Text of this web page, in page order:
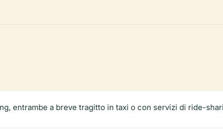
entrambe a breve tragitto in taxi o con servizi di ride-